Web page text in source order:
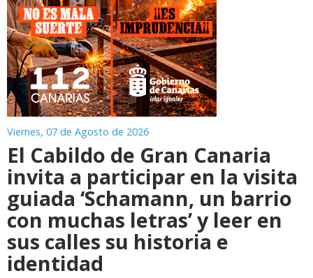
Viernes, 07 de Agosto de 2026
El Cabildo de Gran Canaria
invita a participar en la visita
guiada ‘Schamann, un barrio
con muchas letras’ y leer en
sus calles su historia e
identidad